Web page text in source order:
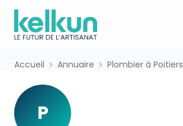
Accueil Annuaire Plombier à Poitiers
P